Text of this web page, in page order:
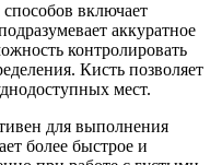
включает
аккуратное
контролировать
Кисть позволяет
мест.
для выполнения
более быстрое и